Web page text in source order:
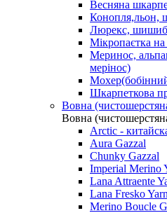
Весняна
Конопля,льон,
Люрекс,
Мікропаєтка на
Меринос,
мерінос)
Шкарпеткова
Вовна
Вовна
Arctic -
Aura Gazzal
Chunky Gazzal
Imperial Merino
Lana Attraente
Lana Fresko
Merino Boucle